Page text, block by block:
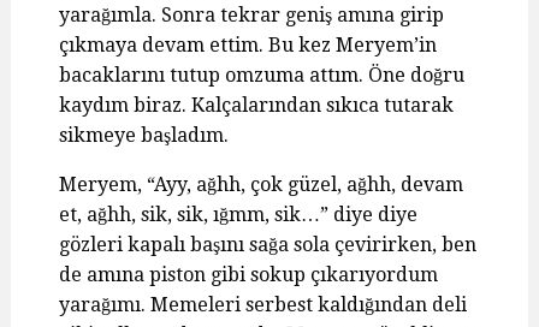
yarağımla. Sonra tekrar geniş amına girip
çıkmaya devam ettim. Bu kez Meryem’in
bacaklarını tutup omzuma attım. Öne doğru
kaydım biraz. Kalçalarından sıkıca tutarak
sikmeye başladım.
Meryem, “Ayy, ağhh, çok güzel, ağhh, devam
et, ağhh, sik, sik, ığmm, sik…” diye diye
gözleri kapalı başını sağa sola çevirirken, ben
de amına piston gibi sokup çıkarıyordum
yarağımı. Memeleri serbest kaldığından deli